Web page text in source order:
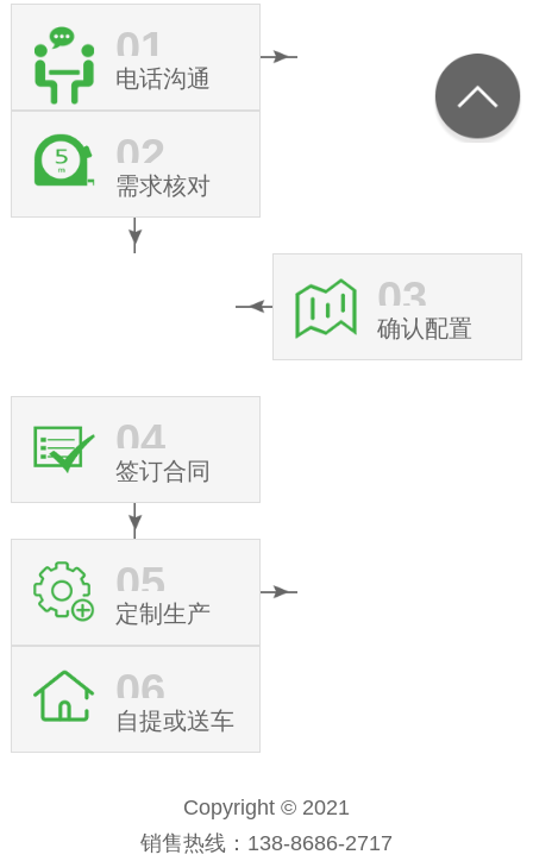
01
电话沟通
02
需求核对
03
确认配置
04
签订合同
05
定制生产
06
自提或送车
Copyright © 2021
销售热线：138-8686-2717